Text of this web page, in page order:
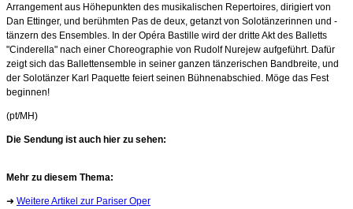
Arrangement aus Höhepunkten des musikalischen Repertoires, dirigiert von
Dan Ettinger, und berühmten Pas de deux, getanzt von Solotänzerinnen und -
tänzern des Ensembles. In der Opéra Bastille wird der dritte Akt des Balletts
"Cinderella" nach einer Choreographie von Rudolf Nurejew aufgeführt. Dafür
zeigt sich das Ballettensemble in seiner ganzen tänzerischen Bandbreite, und
der Solotänzer Karl Paquette feiert seinen Bühnenabschied. Möge das Fest
beginnen!
(pt/MH)
Die Sendung ist auch hier zu sehen:
Mehr zu diesem Thema:
➜ Weitere Artikel zur Pariser Oper